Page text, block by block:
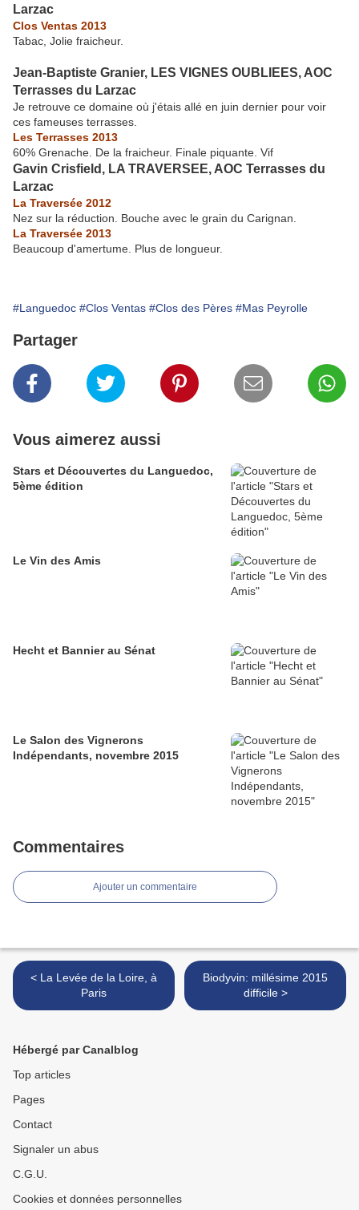
Larzac
Clos Ventas 2013
Tabac, Jolie fraicheur.
Jean-Baptiste Granier, LES VIGNES OUBLIEES, AOC
Terrasses du Larzac
Je retrouve ce domaine où j'étais allé en juin dernier pour voir
ces fameuses terrasses.
Les Terrasses 2013
60% Grenache. De la fraicheur. Finale piquante. Vif
Gavin Crisfield, LA TRAVERSEE, AOC Terrasses du
Larzac
La Traversée 2012
Nez sur la réduction. Bouche avec le grain du Carignan.
La Traversée 2013
Beaucoup d'amertume. Plus de longueur.
#Languedoc #Clos Ventas #Clos des Pères #Mas Peyrolle
Partager
Vous aimerez aussi
Stars et Découvertes du Languedoc,
5ème édition
Le Vin des Amis
Hecht et Bannier au Sénat
Le Salon des Vignerons
Indépendants, novembre 2015
Commentaires
Ajouter un commentaire
< La Levée de la Loire, à
Paris
Biodyvin: millésime 2015
difficile >
Hébergé par Canalblog
Top articles
Pages
Contact
Signaler un abus
C.G.U.
Cookies et données personnelles